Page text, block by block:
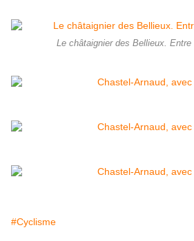
Le châtaignier des Bellieux. Entre
#Cyclisme